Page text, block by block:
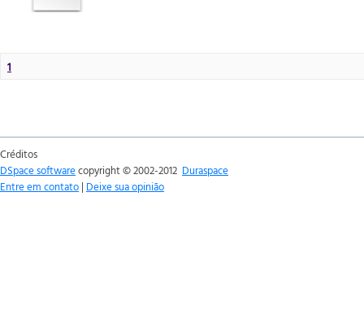
1
Créditos
DSpace softwarecopyright © 2002-2012 Duraspace
Entre em contato | Deixe sua opinião